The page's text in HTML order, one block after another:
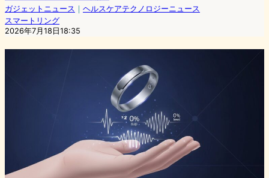
ガジェットニュース ｜ ヘルスケアテクノロジーニュース
スマートリング
2026年7月18日18:35